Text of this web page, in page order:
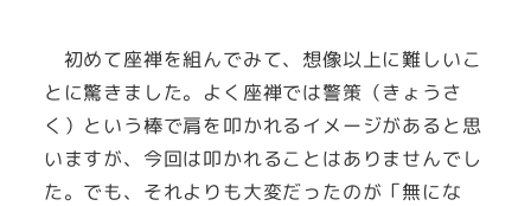
初めて座禅を組んでみて、想像以上に難しいこ
とに驚きました。よく座禅では警策（きょうさ
く）という棒で肩を叩かれるイメージがあると思
いますが、今回は叩かれることはありませんでし
た。でも、それよりも大変だったのが「無にな